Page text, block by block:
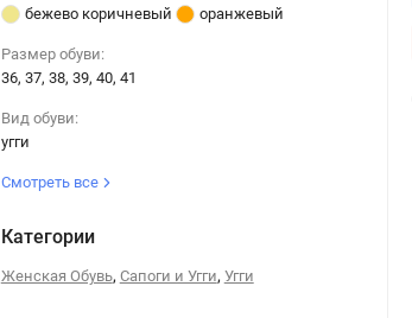
бежево коричневый
оранжевый
Размер обуви:
36, 37, 38, 39, 40, 41
Вид обуви:
угги
Смотреть все
Категории
Женская Обувь, Сапоги и Угги, Угги